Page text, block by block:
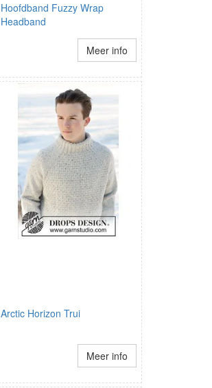
Hoofdband Fuzzy Wrap
Headband
Meer info
Arctic Horizon Trui
Meer info